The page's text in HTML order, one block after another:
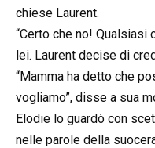
chiese Laurent.
“Certo che no! Qualsiasi
lei. Laurent decise di
“Mamma ha detto che
vogliamo”, disse a sua
Elodie lo guardò con
nelle parole della